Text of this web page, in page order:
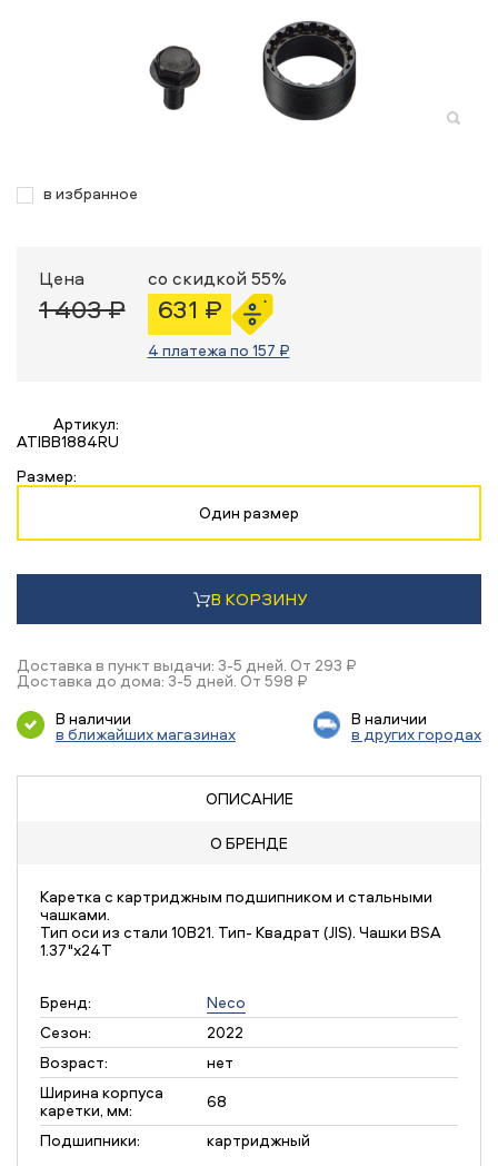
в избранное
Цена
1 403 ₽
со скидкой 55%
631 ₽
4 платежа по 157 ₽
Артикул:
ATIBB1884RU
Размер:
Один размер
В КОРЗИНУ
Доставка в пункт выдачи: 3-5 дней. От 293 ₽
Доставка до дома: 3-5 дней. От 598 ₽
В наличии
в ближайших магазинах
В наличии
в других городах
ОПИСАНИЕ
О БРЕНДЕ
Каретка с картриджным подшипником и стальными
чашками.
Тип оси из стали 10B21. Тип- Квадрат (JIS). Чашки BSA
1.37"x24T
Бренд:
Neco
Сезон:
2022
Возраст:
нет
Ширина корпуса
каретки, мм:
68
Подшипники:
картриджный